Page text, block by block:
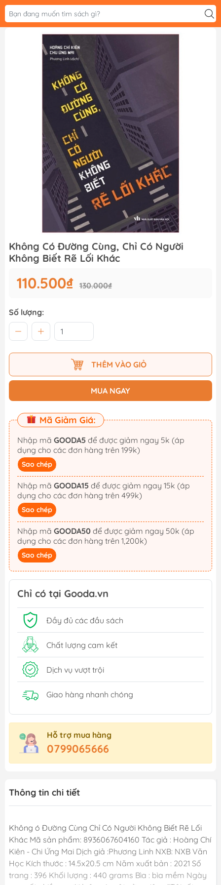
Không Có Đường Cùng, Chỉ Có Người
Không Biết Rẽ Lối Khác
110.500₫ 130.000₫
Số lượng:
THÊM VÀO GIỎ
MUA NGAY
Mã Giảm Giá:
Nhập mã GOODA5
dụng cho các đơn hàng trên 199k)
Sao chép
Nhập mã GOODA15
dụng cho các đơn hàng trên 499k)
Sao chép
Nhập mã GOODA50
dụng cho các đơn hàng trên 1,200k)
Sao chép
Chỉ có tại Gooda.vn
Đầy đủ các đầu sách
Chất lượng cam kết
Dịch vụ vượt trội
Giao hàng nhanh chóng
Hỗ trợ mua hàng
0799065666
Thông tin chi tiết
Không ó Đường Cùng Chỉ Có Người Không Biết Rẽ Lối
Khác Mã sản phẩm: 8936067604160 Tác giả : Hoàng Chí
Kiên - Chi Ứng Mai Dịch giả :Phương Linh NXB: NXB Văn
Học Kích thước : 14.5x20.5 cm Năm xuất bản : 2021 Số
trang : 396 Khối lượng : 440 grams Bìa : bìa mềm Ngày